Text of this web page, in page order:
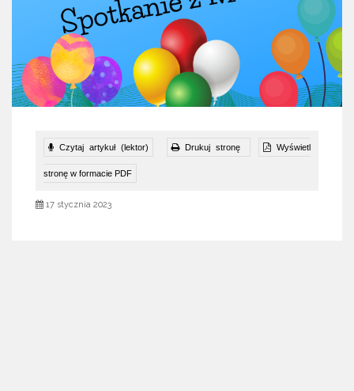
Czytaj artykuł (lektor) Drukuj stronę Wyświetl
stronę w formacie PDF
17 stycznia 2023